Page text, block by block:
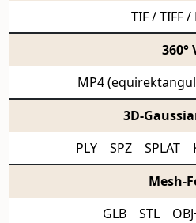
TIF / TIFF
360°
MP4
3D-
PLY SPZ SPLAT
Mesh-
GLB STL